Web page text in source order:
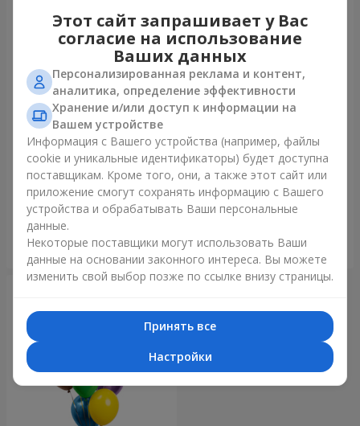
Фонтан шаров "Небо"
Заказать
Фонтан шаров "Розовое
золото"
Заказать
Этот сайт запрашивает у Вас
согласие на использование
Ваших данных
Персонализированная реклама и контент,
аналитика, определение эффективности
Хранение и/или доступ к информации на
Вашем устройстве
Информация с Вашего устройства (например, файлы
cookie и уникальные идентификаторы) будет доступна
поставщикам. Кроме того, они, а также этот сайт или
приложение смогут сохранять информацию с Вашего
устройства и обрабатывать Ваши персональные
данные.
Некоторые поставщики могут использовать Ваши
данные на основании законного интереса. Вы можете
изменить свой выбор позже по ссылке внизу страницы.
Принять все
Настройки